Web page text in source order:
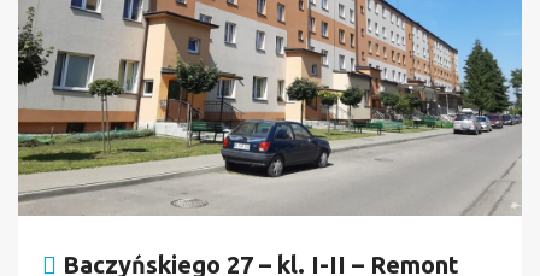
Baczyńskiego 27 – kl. I-II – Remont